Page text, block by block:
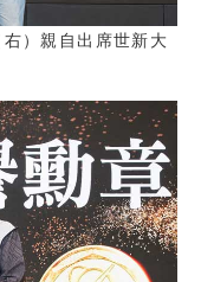
）親自出席世新大